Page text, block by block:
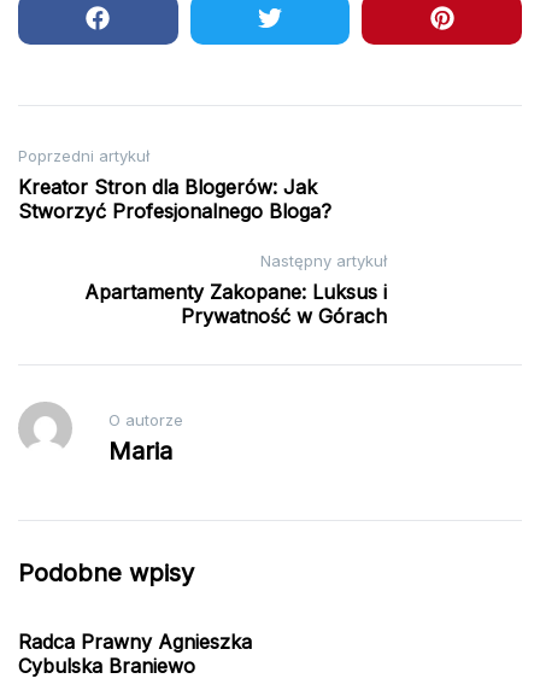
Nawigacja
wpisu
Poprzedni artykuł
Kreator Stron dla Blogerów: Jak
Stworzyć Profesjonalnego Bloga?
Następny artykuł
Apartamenty Zakopane: Luksus i
Prywatność w Górach
O autorze
Maria
Podobne wpisy
Radca Prawny Agnieszka
Cybulska Braniewo